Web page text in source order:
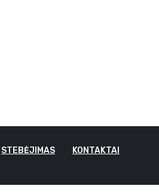
STEBĖJIMAS KONTAKTAI